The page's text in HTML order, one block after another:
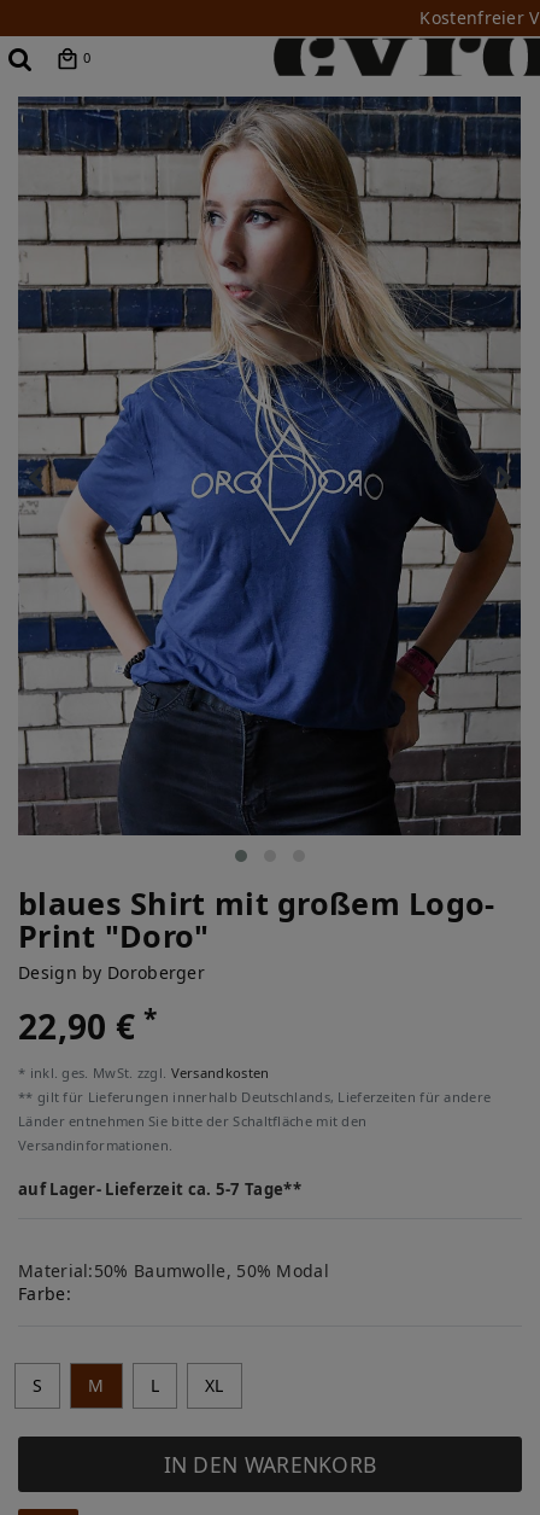
Kostenfreier
0
blaues Shirt mit großem Logo-
Print "Doro"
Design by Doroberger
22,90 €*
* inkl. ges. MwSt. zzgl. Versandkosten
** gilt für Lieferungen innerhalb Deutschlands, Lieferzeiten für andere
Länder entnehmen Sie bitte der Schaltfläche mit den
Versandinformationen.
auf Lager- Lieferzeit ca. 5-7 Tage**
Material:50% Baumwolle, 50% Modal
Farbe:
S M L XL
IN DEN WARENKORB